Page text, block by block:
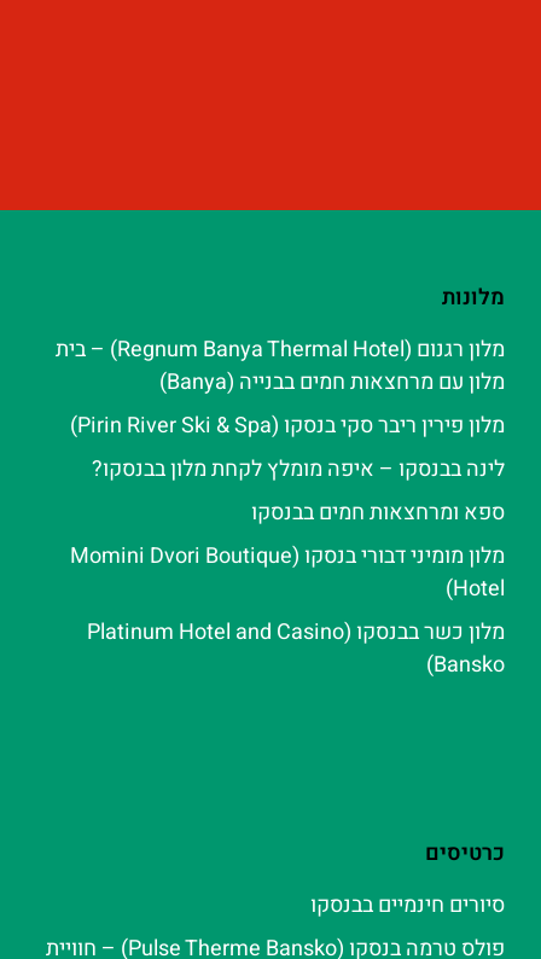
מלונות
מלון רגנום (Regnum Banya Thermal Hotel) – בית
מלון עם מרחצאות חמים בבנייה (Banya)
מלון פירין ריבר סקי בנסקו (Pirin River Ski & Spa‬)
לינה בבנסקו – איפה מומלץ לקחת מלון בבנסקו?
ספא ומרחצאות חמים בבנסקו
מלון מומיני דבורי בנסקו (Momini Dvori Boutique
Hotel)
מלון כשר בבנסקו (Platinum Hotel and Casino
Bansko)
כרטיסים
סיורים חינמיים בבנסקו
פולס טרמה בנסקו (Pulse Therme Bansko) – חוויית